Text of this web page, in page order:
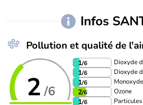
Infos
Pollution et qualité de
2 /6
1/6 Dioxyde
1/6 Dioxyde
1/6
2/6 Ozone
1/6